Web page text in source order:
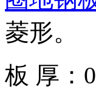
菱形。
板 厚：